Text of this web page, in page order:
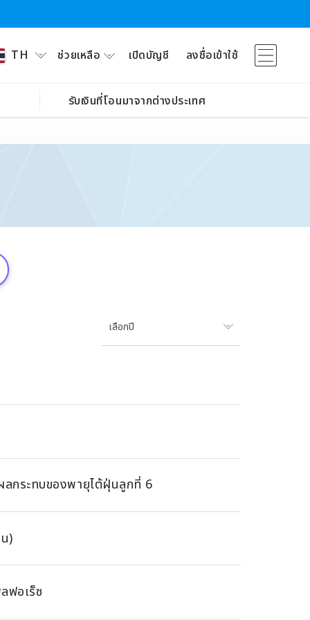
TH ช่วยเหลือ เปิดบัญชี ลงชื่อเข้าใช้
รับเงินที่โอนมาจากต่างประเทศ
เลือกปี
ลกระทบของพายุไต้ฝุ่นลูกที่ 6
)
ฟอเร็ซ